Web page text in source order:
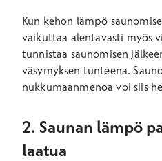
Kun kehon lämpö
vaikuttaa alentavasti myös
tunnistaa saunomisen
väsymyksen tunteena.
nukkumaanmenoa voi siis
2. Saunan lämpö
laatua